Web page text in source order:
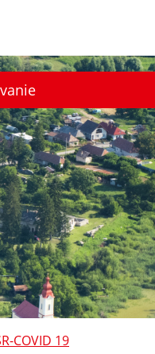
COVID 19